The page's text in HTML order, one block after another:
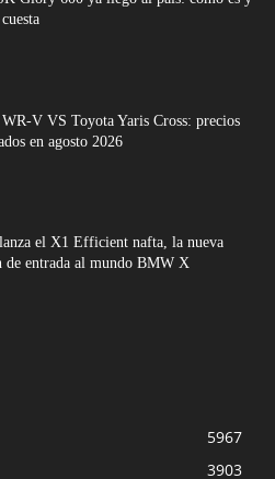
V VS Toyota Yaris Cross: precios
en agosto 2026
el X1 Efficient nafta, la nueva
de entrada al mundo BMW X
5967
3903